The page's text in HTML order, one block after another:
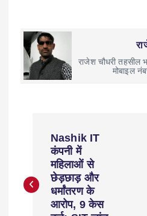
राजेश चौधरी तहसील
मोबाइल
Nashik IT
कंपनी में
महिलाओं से
छेड़छाड़ और
धर्मांतरण के
आरोप, 9 केस